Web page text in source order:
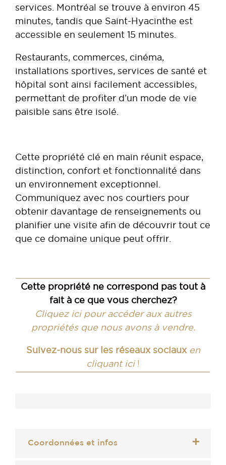
services. Montréal se trouve à environ 45
minutes, tandis que Saint-Hyacinthe est
accessible en seulement 15 minutes.
Restaurants, commerces, cinéma,
installations sportives, services de santé et
hôpital sont ainsi facilement accessibles,
permettant de profiter d’un mode de vie
paisible sans être isolé.
Cette propriété clé en main réunit espace,
distinction, confort et fonctionnalité dans
un environnement exceptionnel.
Communiquez avec nos courtiers pour
obtenir davantage de renseignements ou
planifier une visite afin de découvrir tout ce
que ce domaine unique peut offrir.
Cette propriété ne correspond pas tout à
fait à ce que vous cherchez?
Cliquez ici pour accéder aux autres
propriétés que nous avons à vendre.
Suivez-nous sur les réseaux sociaux en
cliquant ici!
Coordonnées et infos